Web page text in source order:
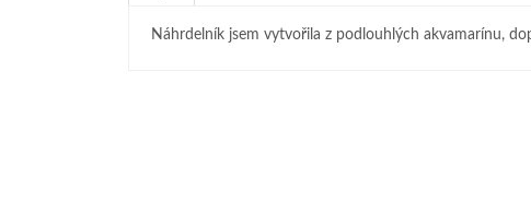
Náhrdelník jsem vytvořila z podlouhlých akvamarínu,